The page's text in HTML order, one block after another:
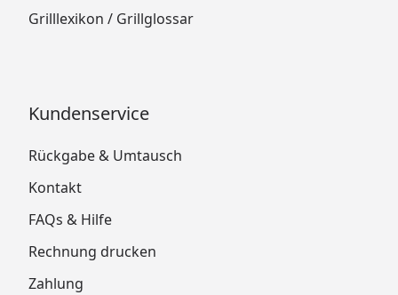
Grilllexikon / Grillglossar
Kundenservice
Rückgabe & Umtausch
Kontakt
FAQs & Hilfe
Rechnung drucken
Zahlung